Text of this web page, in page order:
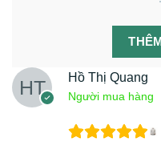
Hồ Thị Quang
Người mua hàng